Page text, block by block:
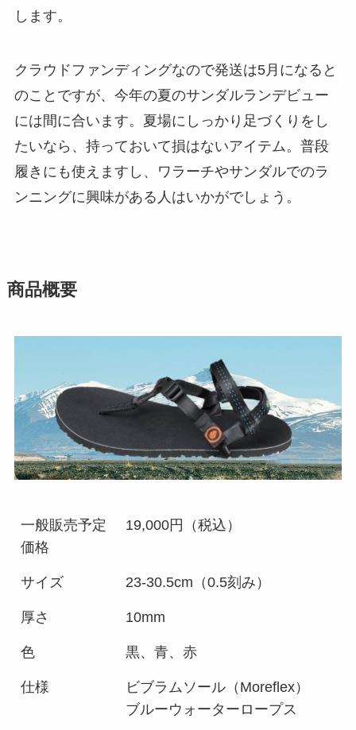
します。
クラウドファンディングなので発送は5月になると
のことですが、今年の夏のサンダルランデビュー
には間に合います。夏場にしっかり足づくりをし
たいなら、持っておいて損はないアイテム。普段
履きにも使えますし、ワラーチやサンダルでのラ
ンニングに興味がある人はいかがでしょう。
商品概要
一般販売予定
価格
19,000円（税込）
サイズ 23-30.5cm（0.5刻み）
厚さ 10mm
色 黒、青、赤
仕様
ビブラムソール（Moreflex）
ブルーウォーターロープス